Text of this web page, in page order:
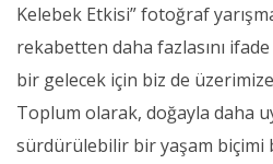
Kelebek Etkisi” fotoğraf
rekabetten daha fazlasını
bir gelecek için biz de
Toplum olarak, doğayla daha
sürdürülebilir bir yaşam biçimi